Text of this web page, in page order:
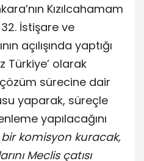
Kızılcahamam
İstişare ve
açılışında yaptığı
Türkiye’ olarak
çözüm sürecine dair
yaparak, süreçle
yapılacağını
bir komisyon kuracak,
Meclis çatısı